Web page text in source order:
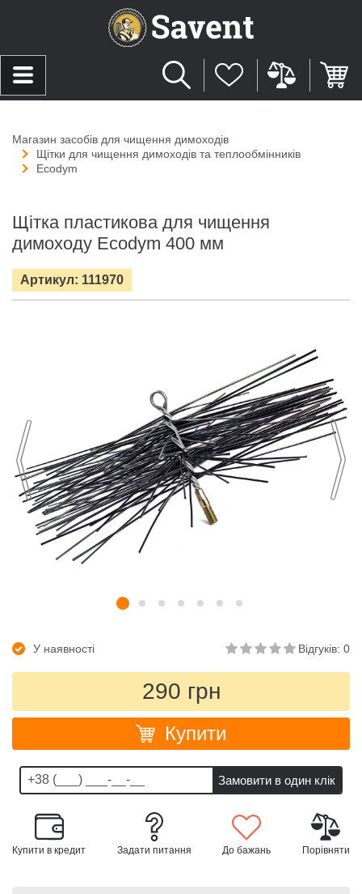
Магазин засобів для чищення димоходів
Щітки для чищення димоходів та теплообмінників
Ecodym
Щітка пластикова для чищення
димоходу Ecodym 400 мм
Артикул: 111970
У наявності Відгуків: 0
290 грн
Купити
Купити в кредит Задати питання До бажань Порівняти